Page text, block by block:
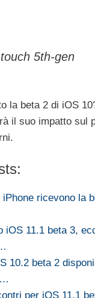
5th-gen
la beta 2 di iOS
il suo impatto sul
iPhone ricevono la
iOS 11.1 beta 3,
10.2 beta 2
per iOS 11.1